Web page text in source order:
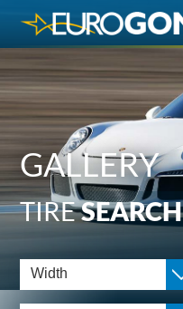
GALLERY
TIRESEARCH
Width